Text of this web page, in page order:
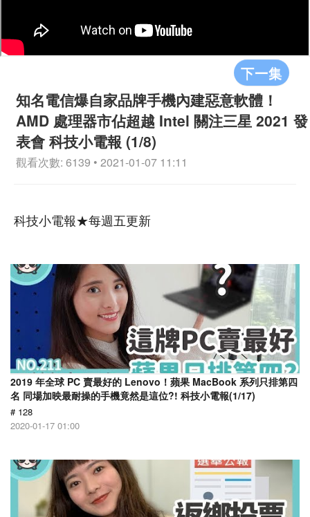
下一集
知名電信爆自家品牌手機內建惡意軟體！
AMD 處理器市佔超越 Intel 關注三星 2021 發
表會 科技小電報 (1/8)
觀看次數: 6139 • 2021-01-07 11:11
科技小電報★每週五更新
2019 年全球 PC 賣最好的 Lenovo！蘋果 MacBook 系列只排第四
名 同場加映最耐操的手機竟然是這位?! 科技小電報(1/17)
# 128
2020-01-17 01:00